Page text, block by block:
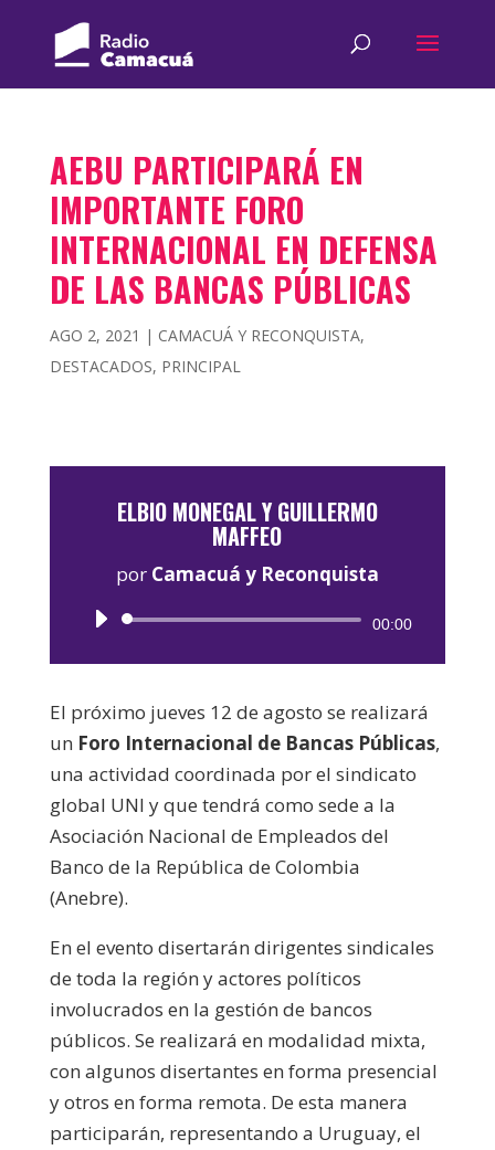
AEBU PARTICIPARÁ EN
IMPORTANTE FORO
INTERNACIONAL EN DEFENSA
DE LAS BANCAS PÚBLICAS
AGO 2, 2021 | CAMACUÁ Y RECONQUISTA,
DESTACADOS, PRINCIPAL
ELBIO MONEGAL Y GUILLERMO
MAFFEO
por Camacuá y Reconquista
Reproductor
00:00
El próximo jueves 12 de agosto se realizará
un Foro Internacional de Bancas Públicas,
una actividad coordinada por el sindicato
global UNI y que tendrá como sede a la
Asociación Nacional de Empleados del
Banco de la República de Colombia
(Anebre).
En el evento disertarán dirigentes sindicales
de toda la región y actores políticos
involucrados en la gestión de bancos
públicos. Se realizará en modalidad mixta,
con algunos disertantes en forma presencial
y otros en forma remota. De esta manera
participarán, representando a Uruguay, el